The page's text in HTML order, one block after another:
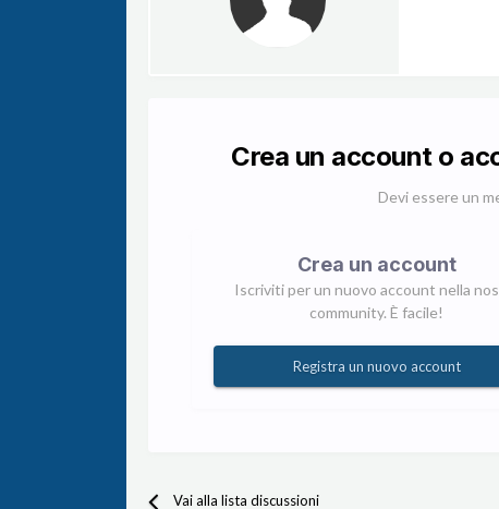
Crea un account o
Devi essere un
Crea un account
Iscriviti per un nuovo account nella
community. È facile!
Registra un nuovo account
Vai alla lista discussioni